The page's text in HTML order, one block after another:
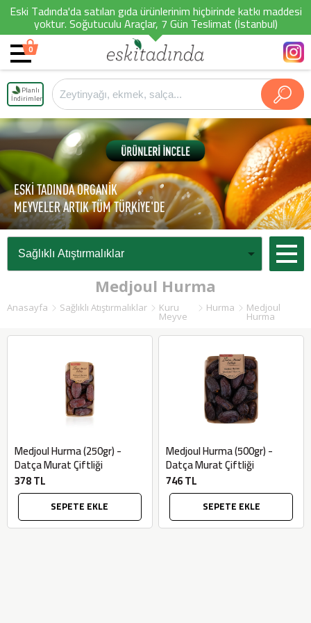
Eski Tadında'da satılan gıda ürünlerinim hiçbirinde katkı maddesi
yoktur. Soğutuculu Araçlar, 7 Gün Teslimat (İstanbul)
0
Planlı
İndirimler
ESKİ TADINDA ORGANİK
MEYVELER ARTIK TÜM TÜRKİYE'DE
Medjoul Hurma
Anasayfa Sağlıklı Atıştırmalıklar Kuru
Meyve
Hurma Medjoul
Hurma
Medjoul Hurma (250gr) -
Datça Murat Çiftliği
378 TL
SEPETE EKLE
Medjoul Hurma (500gr) -
Datça Murat Çiftliği
746 TL
SEPETE EKLE